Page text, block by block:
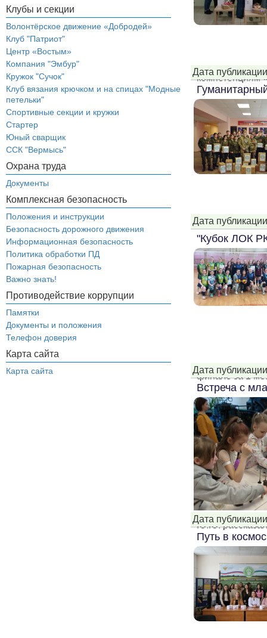
Клубы и секции
Волонтёрское движение «Добродей»
Клуб "Патриот"
Центр «Востым»
Компания "Эмбур"
Кружок "Сучок"
Клуб вязания крючком и на спицах "Модные
петельки"
Спортивные секции и кружки
Стартер
Юный сварщик
ССК "Вермысь"
Охрана труда
Документы
Комплексная безопасность
Положения и инструкции
Безопасность дорожного движения
Информационная безопасность
Политика обработки ПД
Пожарная безопасность
Важно знать!
Противодействие коррупции
Памятки
Документы и положения
Телефон доверия
Карта сайта
Карта сайта
компетенциям
Дата
Дата
"Кубок ЛОК
финале за 1
Дата
Встреча с
Ю.Ю.
Дата
Путь в